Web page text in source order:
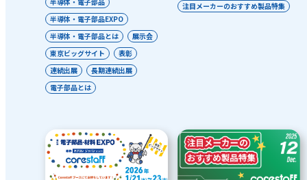
半導体・電子部品EXPO
半導体・電子部品とは
展示会
東京ビッグサイト
表彰
連続出展
長期連続出展
電子部品とは
注目メーカーのおすすめ製品特集